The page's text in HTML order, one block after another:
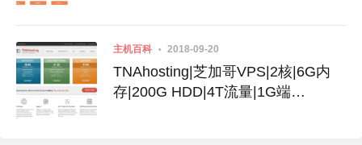
主机百科 2018-09-20
TNAhosting|芝加哥VPS|2核|6G内
存|200G HDD|4T流量|1G端